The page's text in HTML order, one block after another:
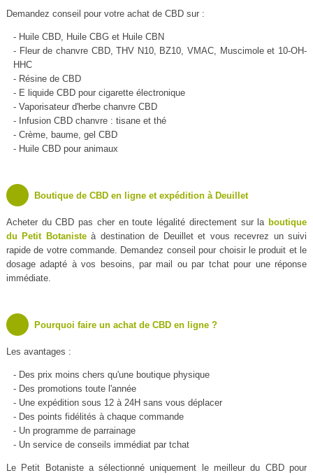
Demandez conseil pour votre achat de CBD sur :
- Huile CBD, Huile CBG et Huile CBN
- Fleur de chanvre CBD, THV N10, BZ10, VMAC, Muscimole et 10-OH-
HHC
- Résine de CBD
- E liquide CBD pour cigarette électronique
- Vaporisateur d'herbe chanvre CBD
- Infusion CBD chanvre : tisane et thé
- Crème, baume, gel CBD
- Huile CBD pour animaux
Boutique de CBD en ligne et expédition à Deuillet
Acheter du CBD pas cher en toute légalité directement sur la boutique
du Petit Botanisteà destination de Deuillet et vous recevrez un suivi
rapide de votre commande. Demandez conseil pour choisir le produit et le
dosage adapté à vos besoins, par mail ou par tchat pour une réponse
immédiate.
Pourquoi faire un achat de CBD en ligne ?
Les avantages :
- Des prix moins chers qu'une boutique physique
- Des promotions toute l'année
- Une expédition sous 12 à 24H sans vous déplacer
- Des points fidélités à chaque commande
- Un programme de parrainage
- Un service de conseils immédiat par tchat
Le Petit Botaniste a sélectionné uniquement le meilleur du CBD pour